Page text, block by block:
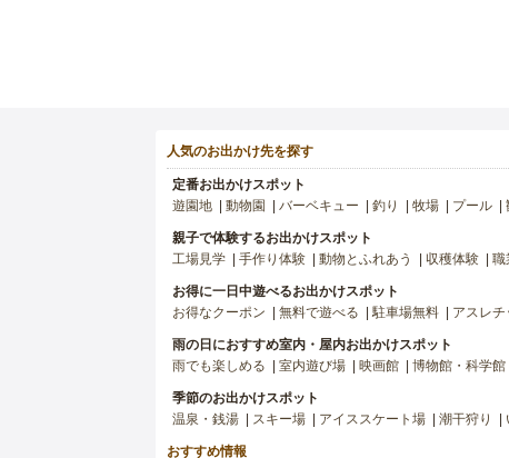
人気のお出かけ先を探す
定番お出かけスポット
遊園地
動物園 バーベキュー 釣り 牧場 プール
親子で体験するお出かけスポット
工場見学
手作り体験 動物とふれあう 収穫体験 職
お得に一日中遊べるお出かけスポット
お得なクーポン
無料で遊べる 駐車場無料 アスレチ
雨の日におすすめ室内・屋内お出かけスポット
雨でも楽しめる
室内遊び場 映画館 博物館・科学館
季節のお出かけスポット
温泉・銭湯
スキー場 アイススケート場 潮干狩り
おすすめ情報